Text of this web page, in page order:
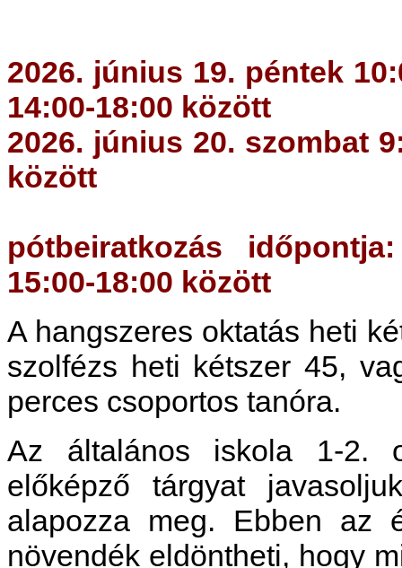
2026. június 19. péntek
14:00-18:00 között
2026. június 20. szombat
között
pótbeiratkozás
15:00-18:00 között
A hangszeres oktatás heti
szolfézs heti kétszer 45,
perces csoportos tanóra.
Az általános iskola 1-2.
előképző tárgyat
alapozza meg. Ebben az
növendék eldöntheti, hogy